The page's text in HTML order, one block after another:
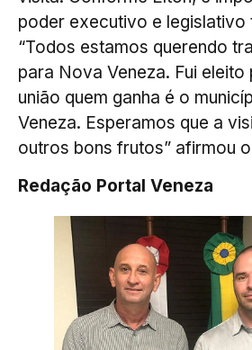
poder executivo e legislativo
“Todos estamos querendo
para Nova Veneza. Fui eleito
união quem ganha é o
Veneza. Esperamos que a
outros bons frutos” afirmou
Redação Portal Veneza